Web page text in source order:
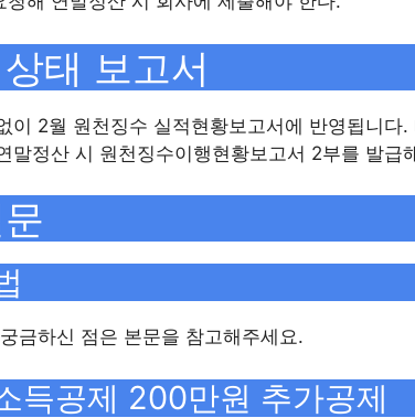
태 보고서
이 2월 원천징수 실적현황보고서에 반영됩니다
말정산 시 원천징수이행현황보고서 2부를 발급
금하신 점은 본문을 참고해주세요.
득공제 200만원 추가공제